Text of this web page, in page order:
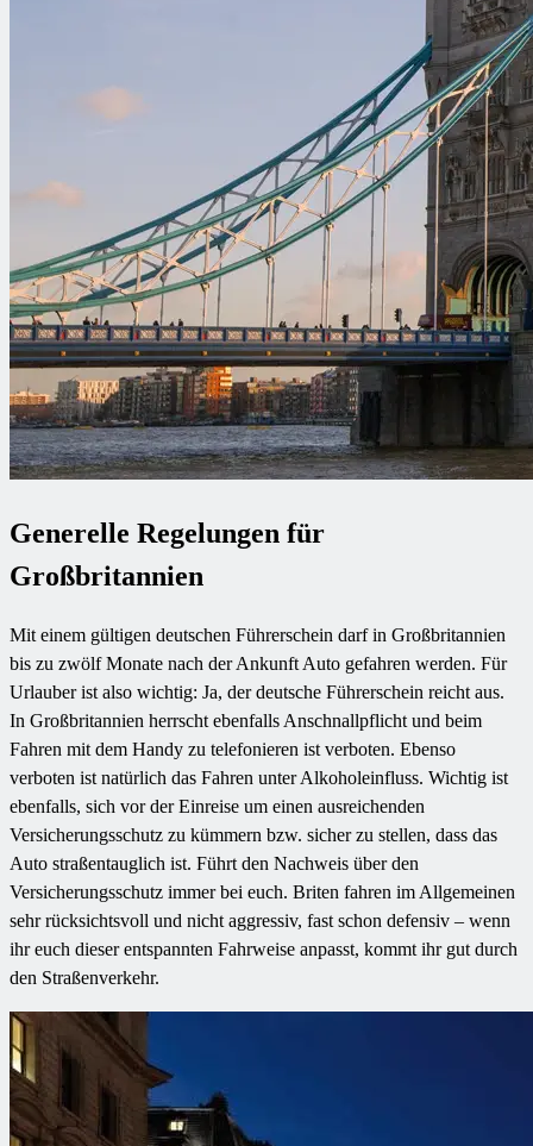
Generelle Regelungen für
Großbritannien
Mit einem gültigen deutschen Führerschein darf in Großbritannien
bis zu zwölf Monate nach der Ankunft Auto gefahren werden. Für
Urlauber ist also wichtig: Ja, der deutsche Führerschein reicht aus.
In Großbritannien herrscht ebenfalls Anschnallpflicht und beim
Fahren mit dem Handy zu telefonieren ist verboten. Ebenso
verboten ist natürlich das Fahren unter Alkoholeinfluss. Wichtig ist
ebenfalls, sich vor der Einreise um einen ausreichenden
Versicherungsschutz zu kümmern bzw. sicher zu stellen, dass das
Auto straßentauglich ist. Führt den Nachweis über den
Versicherungsschutz immer bei euch. Briten fahren im Allgemeinen
sehr rücksichtsvoll und nicht aggressiv, fast schon defensiv – wenn
ihr euch dieser entspannten Fahrweise anpasst, kommt ihr gut durch
den Straßenverkehr.